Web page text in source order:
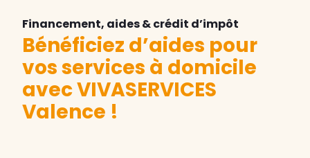
Financement, aides & crédit d’impôt
Bénéficiez d’aides pour
vos services à domicile
avec VIVASERVICES
Valence !